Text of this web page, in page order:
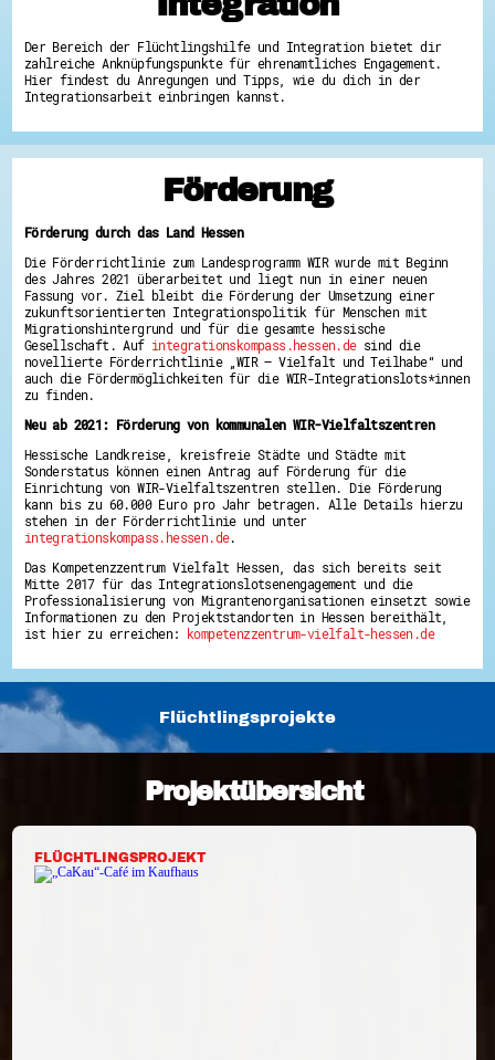
Hessen hilft Ukraine
Zeig uns dein Ehrenamt
Wettbewerb | Trikotwettbewerb
Wettbewerb | 80 Jahre Hessen - Engagement
8 Vereine x 80 Jahre x 1.000 €
SHARE IT: Teile deine Infos!
Gestalte dein Ehrenamt
Engagement-Lotsen
Crowdfunding - Viele schaffen mehr
Förderprogramme
Ehrentag
Freiwilligenmanagement
Hessen engagiert - Digitale Themenabende
Kompetenznachweis Hessen
Mach dich schlau
GEMA-Pakt
Di@-Lotsen in Hessen
Energiepreiskrise und Ehrenamt
Flüchtlingshilfe + Integration
Generationsübergreifend aktiv
Patenschaftsprojekte
Qualifizierung & Fortbildung
Stiftungen
Vereine, Spenden, Steuern - Gut zu Wissen
Versicherungsschutz
Zahlen, Daten, Fakten aus Hessen
Service
Suche
Downloads
Impressum
Datenschutz
Erklärung zur Barrierefreiheit
Der Bereich der Flüchtlingshilfe und Integration bietet dir
zahlreiche Anknüpfungspunkte für ehrenamtliches Engagement.
Hier findest du Anregungen und Tipps, wie du dich in der
Integrationsarbeit einbringen kannst.
Förderung
Förderung durch das Land Hessen
Die Förderrichtlinie zum Landesprogramm WIR wurde mit Beginn
des Jahres 2021 überarbeitet und liegt nun in einer neuen
Fassung vor. Ziel bleibt die Förderung der Umsetzung einer
zukunftsorientierten Integrationspolitik für Menschen mit
Migrationshintergrund und für die gesamte hessische
Gesellschaft. Auf integrationskompass.hessen.desind die
novellierte Förderrichtlinie „WIR – Vielfalt und Teilhabe“ und
auch die Fördermöglichkeiten für die WIR-Integrationslots*innen
zu finden.
Neu ab 2021: Förderung von kommunalen WIR-Vielfaltszentren
Hessische Landkreise, kreisfreie Städte und Städte mit
Sonderstatus können einen Antrag auf Förderung für die
Einrichtung von WIR-Vielfaltszentren stellen. Die Förderung
kann bis zu 60.000 Euro pro Jahr betragen. Alle Details hierzu
stehen in der Förderrichtlinie und unter
integrationskompass.hessen.de.
Das Kompetenzzentrum Vielfalt Hessen, das sich bereits seit
Mitte 2017 für das Integrationslotsenengagement und die
Professionalisierung von Migrantenorganisationen einsetzt sowie
Informationen zu den Projektstandorten in Hessen bereithält,
ist hier zu erreichen:
kompetenzzentrum-vielfalt-hessen.de
Flüchtlingsprojekte
Projektübersicht
FLÜCHTLINGSPROJEKT